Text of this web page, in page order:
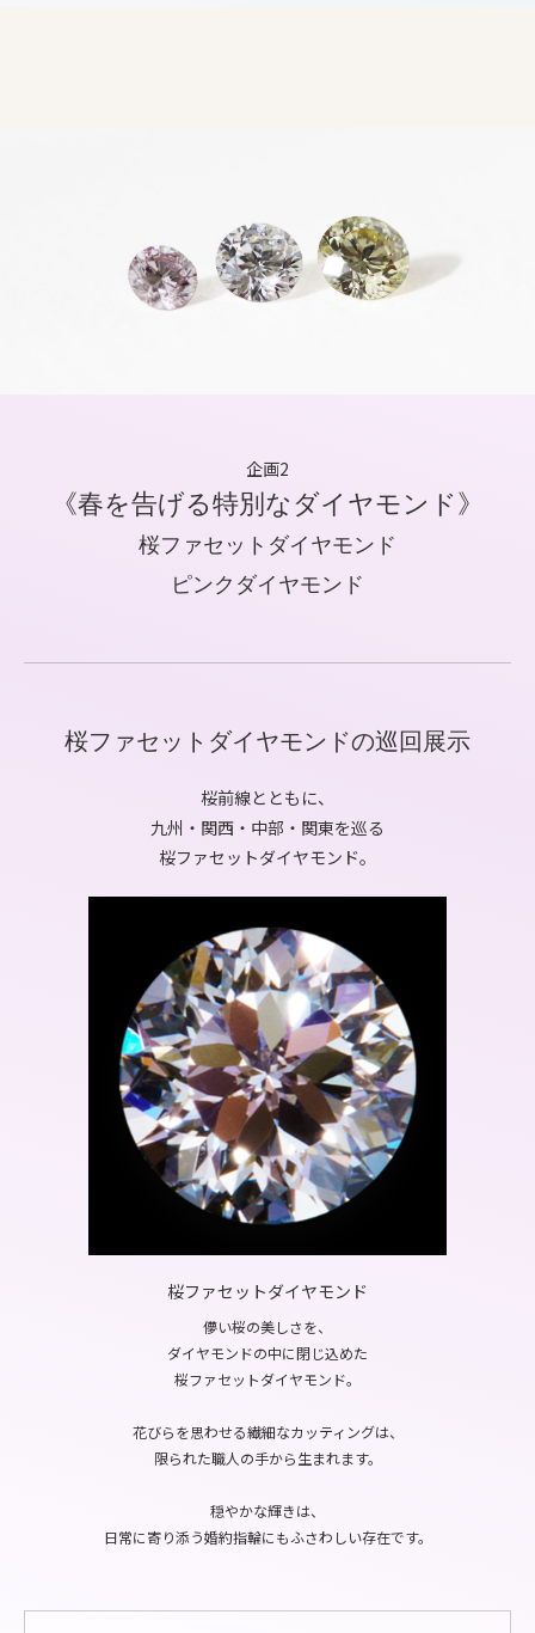
企画2
《春を告げる特別なダイヤモンド》
桜ファセットダイヤモンド
ピンクダイヤモンド
桜ファセットダイヤモンドの巡回展示
桜前線とともに、
九州・関西・中部・関東を巡る
桜ファセットダイヤモンド。
桜ファセットダイヤモンド
儚い桜の美しさを、
ダイヤモンドの中に閉じ込めた
桜ファセットダイヤモンド。
花びらを思わせる繊細なカッティングは、
限られた職人の手から生まれます。
穏やかな輝きは、
日常に寄り添う婚約指輪にもふさわしい存在です。